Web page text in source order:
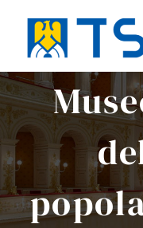
contenuto